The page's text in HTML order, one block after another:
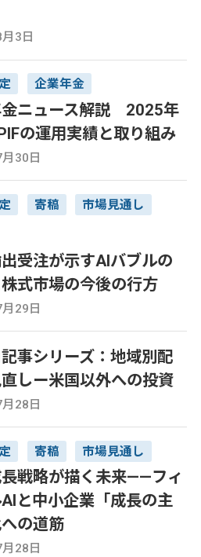
3日
企業年金
金ニュース解説 2025年
の運用実績と取り組み
30日
寄稿 市場見通し
受注が示すAIバブルの
式市場の今後の行方
29日
事シリーズ：地域別配
しー米国以外への投資
28日
寄稿 市場見通し
戦略が描く未来——フィ
と中小企業「成長の主
の道筋
28日